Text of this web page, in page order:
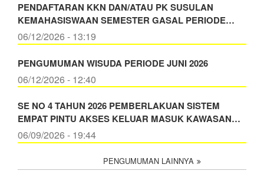
PENDAFTARAN KKN DAN/ATAU PK SUSULAN
KEMAHASISWAAN SEMESTER GASAL PERIODE…
06/12/2026 - 13:19
PENGUMUMAN WISUDA PERIODE JUNI 2026
06/12/2026 - 12:40
SE NO 4 TAHUN 2026 PEMBERLAKUAN SISTEM
EMPAT PINTU AKSES KELUAR MASUK KAWASAN…
06/09/2026 - 19:44
PENGUMUMAN LAINNYA